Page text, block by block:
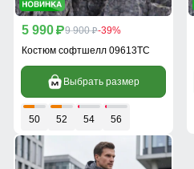
5 990 p9 900 p-39%
Костюм софтшелл 09613TC
Выбрать размер
50 52 54 56